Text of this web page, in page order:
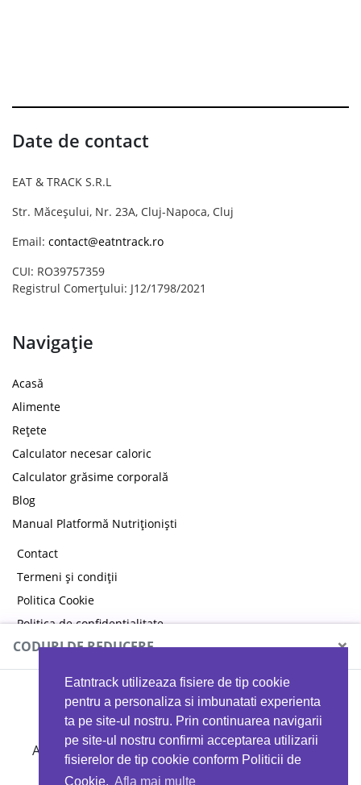
Eatntrack utilizeaza fisiere de tip cookie
pentru a personaliza si imbunatati experienta
ta pe site-ul nostru. Prin continuarea navigarii
pe site-ul nostru confirmi acceptarea utilizarii
fisierelor de tip cookie conform Politicii de
Cookie. Afla mai multe
Date de contact
EAT & TRACK S.R.L
Str. Măceșului, Nr. 23A, Cluj-Napoca, Cluj
Email: contact@eatntrack.ro
CUI: RO39757359
Registrul Comerțului: J12/1798/2021
Navigație
Acasă
Alimente
Rețete
Calculator necesar caloric
Calculator grăsime corporală
Blog
Manual Platformă Nutriționiști
Contact
Termeni și condiții
Politica Cookie
Politica de confidențialitate
CODURI DE REDUCERE ×
MYPROTEIN
Ai 40%reducere la orice comandă folosind codul
EATTRACK